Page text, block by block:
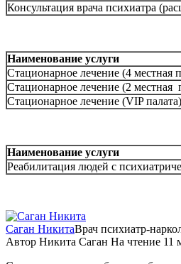
Консультация врача психиатра
Наименование услуги
Стационарное лечение (4 местная
Стационарное лечение (2 местная
Стационарное лечение (VIP палата)
Наименование услуги
Реабилитация людей с
Саган НикитаВрач психиатр-
Автор Никита Саган На чтение 11